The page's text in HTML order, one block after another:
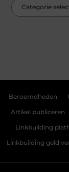
Beroemdheden
Artikel publiceren
Linkbuilding
Linkbuilding geld